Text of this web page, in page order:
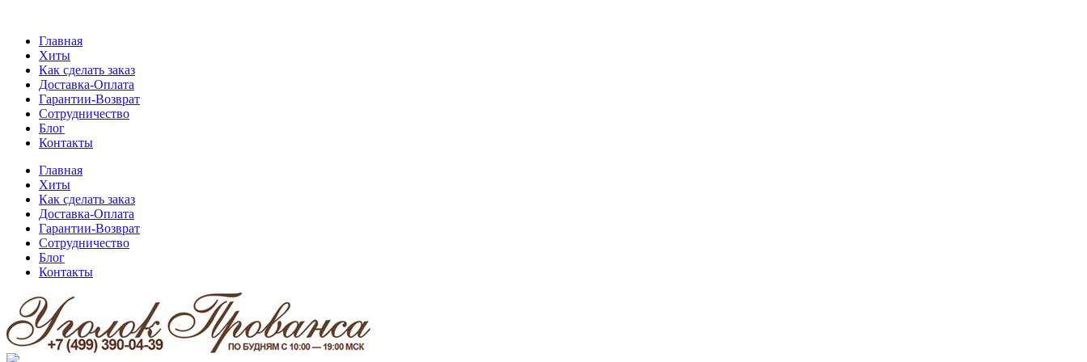
Главная
Хиты
Как сделать заказ
Доставка-Оплата
Гарантии-Возврат
Сотрудничество
Блог
Контакты
Главная
Хиты
Как сделать заказ
Доставка-Оплата
Гарантии-Возврат
Сотрудничество
Блог
Контакты